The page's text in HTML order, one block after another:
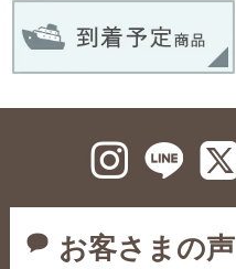
お客さまの声